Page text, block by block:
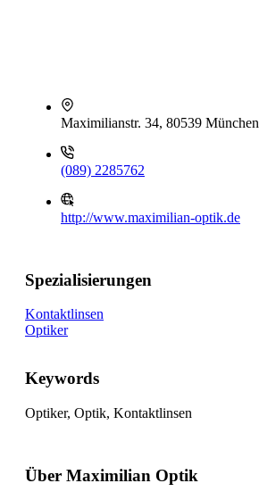
Maximilianstr. 34, 80539 München
(089) 2285762
http://www.maximilian-optik.de
Spezialisierungen
Kontaktlinsen
Optiker
Keywords
Optiker, Optik, Kontaktlinsen
Über Maximilian Optik